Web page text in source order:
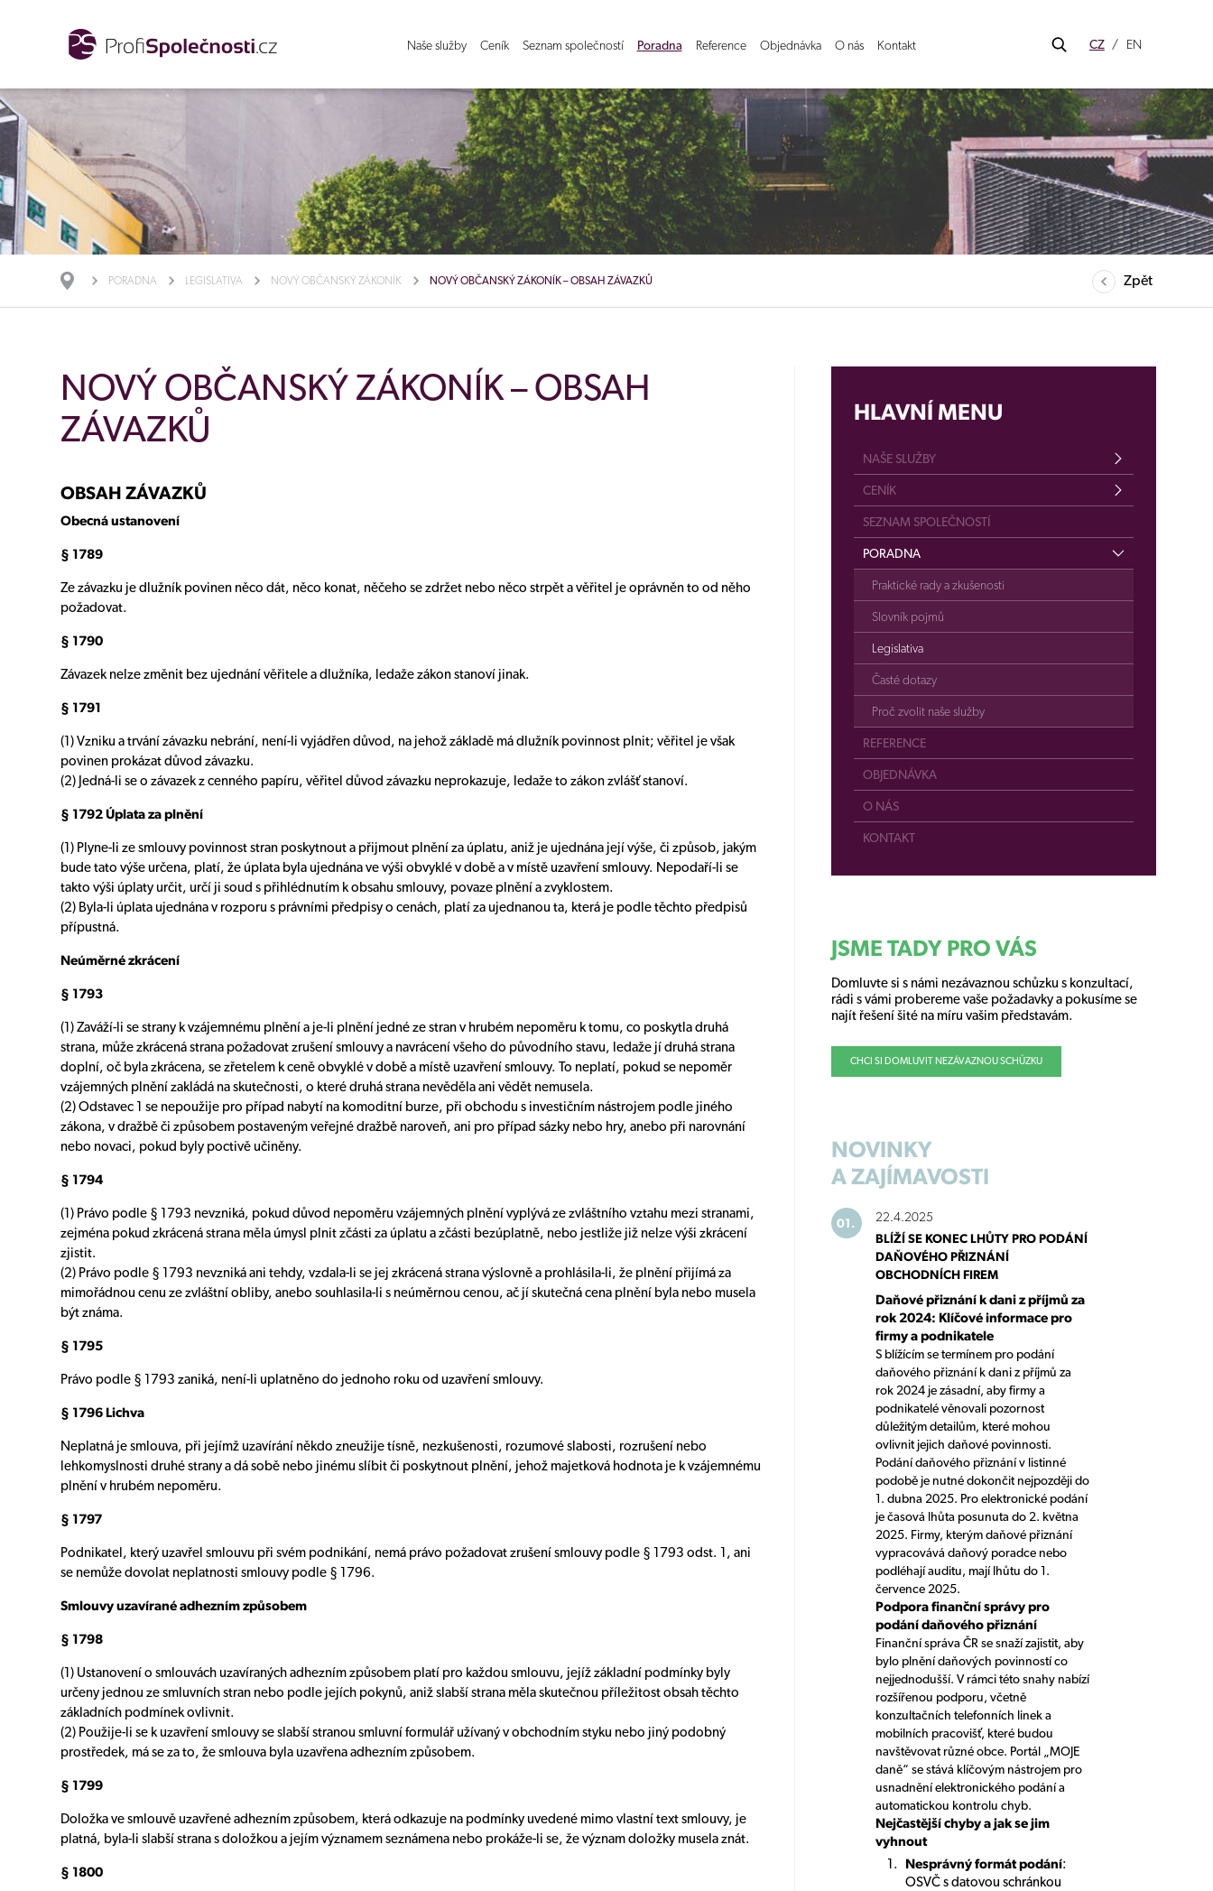
Naše služby Ceník Seznam společností Poradna Reference Objednávka O nás Kontakt CZ EN
Zpět
PORADNA LEGISLATIVA NOVÝ OBČANSKÝ ZÁKONÍK NOVÝ OBČANSKÝ ZÁKONÍK – OBSAH ZÁVAZKŮ
NOVÝ OBČANSKÝ ZÁKONÍK – OBSAH
ZÁVAZKŮ
OBSAH ZÁVAZKŮ
Obecná ustanovení
§ 1789
Ze závazku je dlužník povinen něco dát, něco konat, něčeho se zdržet nebo něco strpět a věřitel je oprávněn to od něho
požadovat.
§ 1790
Závazek nelze změnit bez ujednání věřitele a dlužníka, ledaže zákon stanoví jinak.
§ 1791
(1) Vzniku a trvání závazku nebrání, není-li vyjádřen důvod, na jehož základě má dlužník povinnost plnit; věřitel je však
povinen prokázat důvod závazku.
(2) Jedná-li se o závazek z cenného papíru, věřitel důvod závazku neprokazuje, ledaže to zákon zvlášť stanoví.
§ 1792 Úplata za plnění
(1) Plyne-li ze smlouvy povinnost stran poskytnout a přijmout plnění za úplatu, aniž je ujednána její výše, či způsob, jakým
bude tato výše určena, platí, že úplata byla ujednána ve výši obvyklé v době a v místě uzavření smlouvy. Nepodaří-li se
takto výši úplaty určit, určí ji soud s přihlédnutím k obsahu smlouvy, povaze plnění a zvyklostem.
(2) Byla-li úplata ujednána v rozporu s právními předpisy o cenách, platí za ujednanou ta, která je podle těchto předpisů
přípustná.
Neúměrné zkrácení
§ 1793
(1) Zaváží-li se strany k vzájemnému plnění a je-li plnění jedné ze stran v hrubém nepoměru k tomu, co poskytla druhá
strana, může zkrácená strana požadovat zrušení smlouvy a navrácení všeho do původního stavu, ledaže jí druhá strana
doplní, oč byla zkrácena, se zřetelem k ceně obvyklé v době a místě uzavření smlouvy. To neplatí, pokud se nepoměr
vzájemných plnění zakládá na skutečnosti, o které druhá strana nevěděla ani vědět nemusela.
(2) Odstavec 1 se nepoužije pro případ nabytí na komoditní burze, při obchodu s investičním nástrojem podle jiného
zákona, v dražbě či způsobem postaveným veřejné dražbě naroveň, ani pro případ sázky nebo hry, anebo při narovnání
nebo novaci, pokud byly poctivě učiněny.
§ 1794
(1) Právo podle § 1793 nevzniká, pokud důvod nepoměru vzájemných plnění vyplývá ze zvláštního vztahu mezi stranami,
zejména pokud zkrácená strana měla úmysl plnit zčásti za úplatu a zčásti bezúplatně, nebo jestliže již nelze výši zkrácení
zjistit.
(2) Právo podle § 1793 nevzniká ani tehdy, vzdala-li se jej zkrácená strana výslovně a prohlásila-li, že plnění přijímá za
mimořádnou cenu ze zvláštní obliby, anebo souhlasila-li s neúměrnou cenou, ač jí skutečná cena plnění byla nebo musela
být známa.
§ 1795
Právo podle § 1793 zaniká, není-li uplatněno do jednoho roku od uzavření smlouvy.
§ 1796 Lichva
Neplatná je smlouva, při jejímž uzavírání někdo zneužije tísně, nezkušenosti, rozumové slabosti, rozrušení nebo
lehkomyslnosti druhé strany a dá sobě nebo jinému slíbit či poskytnout plnění, jehož majetková hodnota je k vzájemnému
plnění v hrubém nepoměru.
§ 1797
Podnikatel, který uzavřel smlouvu při svém podnikání, nemá právo požadovat zrušení smlouvy podle § 1793 odst. 1, ani
se nemůže dovolat neplatnosti smlouvy podle § 1796.
Smlouvy uzavírané adhezním způsobem
§ 1798
(1) Ustanovení o smlouvách uzavíraných adhezním způsobem platí pro každou smlouvu, jejíž základní podmínky byly
určeny jednou ze smluvních stran nebo podle jejích pokynů, aniž slabší strana měla skutečnou příležitost obsah těchto
základních podmínek ovlivnit.
(2) Použije-li se k uzavření smlouvy se slabší stranou smluvní formulář užívaný v obchodním styku nebo jiný podobný
prostředek, má se za to, že smlouva byla uzavřena adhezním způsobem.
§ 1799
Doložka ve smlouvě uzavřené adhezním způsobem, která odkazuje na podmínky uvedené mimo vlastní text smlouvy, je
platná, byla-li slabší strana s doložkou a jejím významem seznámena nebo prokáže-li se, že význam doložky musela znát.
§ 1800
HLAVNÍ MENU
NAŠE SLUŽBY
CENÍK
SEZNAM SPOLEČNOSTÍ
PORADNA
Praktické rady a zkušenosti
Slovník pojmů
Legislativa
Časté dotazy
Proč zvolit naše služby
REFERENCE
OBJEDNÁVKA
O NÁS
KONTAKT
JSME TADY PRO VÁS
Domluvte si s námi nezávaznou schůzku s konzultací,
rádi s vámi probereme vaše požadavky a pokusíme se
najít řešení šité na míru vašim představám.
CHCI SI DOMLUVIT NEZÁVAZNOU SCHŮZKU
NOVINKY
A ZAJÍMAVOSTI
01.
22.4.2025
BLÍŽÍ SE KONEC LHŮTY PRO PODÁNÍ
DAŇOVÉHO PŘIZNÁNÍ
OBCHODNÍCH FIREM
Daňové přiznání k dani z příjmů za
rok 2024: Klíčové informace pro
firmy a podnikatele
S blížícím se termínem pro podání
daňového přiznání k dani z příjmů za
rok 2024 je zásadní, aby firmy a
podnikatelé věnovali pozornost
důležitým detailům, které mohou
ovlivnit jejich daňové povinnosti.
Podání daňového přiznání v listinné
podobě je nutné dokončit nejpozději do
1. dubna 2025. Pro elektronické podání
je časová lhůta posunuta do 2. května
2025. Firmy, kterým daňové přiznání
vypracovává daňový poradce nebo
podléhají auditu, mají lhůtu do 1.
července 2025.
Podpora finanční správy pro
podání daňového přiznání
Finanční správa ČR se snaží zajistit, aby
bylo plnění daňových povinností co
nejjednodušší. V rámci této snahy nabízí
rozšířenou podporu, včetně
konzultačních telefonních linek a
mobilních pracovišť, které budou
navštěvovat různé obce. Portál „MOJE
daně“ se stává klíčovým nástrojem pro
usnadnění elektronického podání a
automatickou kontrolu chyb.
Nejčastější chyby a jak se jim
vyhnout
Nesprávný formát podání:
OSVČ s datovou schránkou